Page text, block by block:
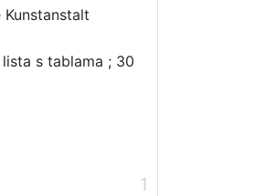
Kunstanstalt
s tablama ; 30
1